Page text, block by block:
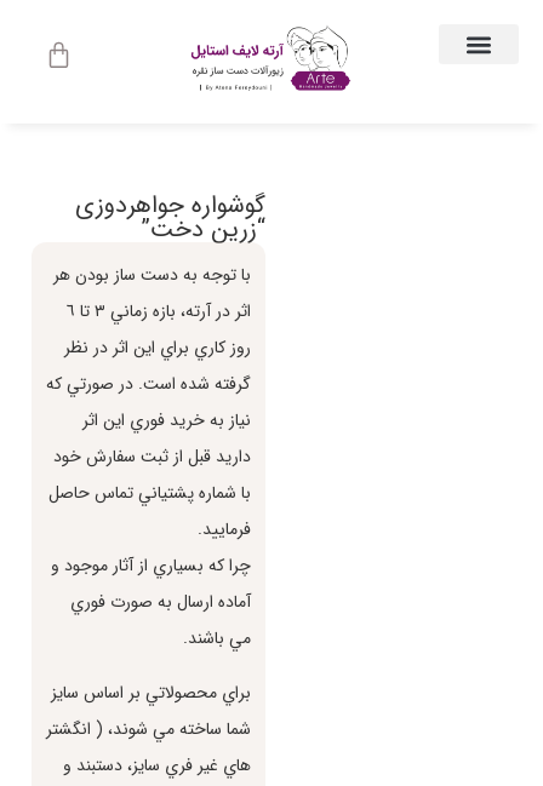
گوشواره جواهردوزی
“زرین دخت”
با توجه به دست ساز بودن هر
اثر در آرته، بازه زماني ٣ تا ٦
روز كاري براي اين اثر در نظر
گرفته شده است. در صورتي كه
نياز به خريد فوري اين اثر
داريد قبل از ثبت سفارش خود
با شماره پشتياني تماس حاصل
فرماييد.
چرا كه بسياري از آثار موجود و
آماده ارسال به صورت فوري
مي باشند.
براي محصولاتي بر اساس سايز
شما ساخته مي شوند، ( انگشتر
هاي غير فري سايز، دستبند و